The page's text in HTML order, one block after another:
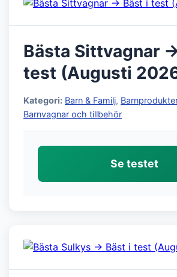
Bästa Sittvagnar
test (Augusti
Kategori: Barn & Familj, Barnprodukter
Barnvagnar och tillbehör
Se testet